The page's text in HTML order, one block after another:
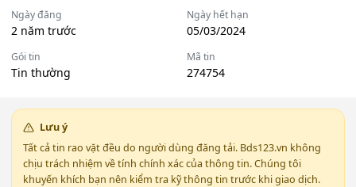
Ngày đăng
2 năm trước
Ngày hết hạn
05/03/2024
Gói tin
Tin thường
Mã tin
274754
Lưu ý
Tất cả tin rao vặt đều do người dùng đăng tải. Bds123.vn không
chịu trách nhiệm về tính chính xác của thông tin. Chúng tôi
khuyến khích bạn nên kiểm tra kỹ thông tin trước khi giao dịch.